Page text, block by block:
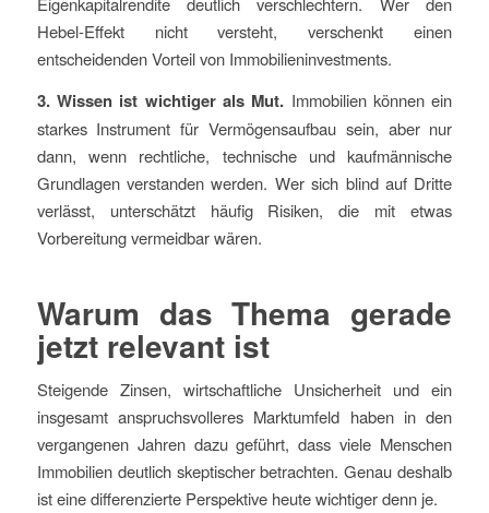
Hebel-Effekt nicht versteht, verschenkt einen
entscheidenden Vorteil von Immobilieninvestments.
3. Wissen ist wichtiger als Mut. Immobilien können ein
starkes Instrument für Vermögensaufbau sein, aber nur
dann, wenn rechtliche, technische und kaufmännische
Grundlagen verstanden werden. Wer sich blind auf Dritte
verlässt, unterschätzt häufig Risiken, die mit etwas
Vorbereitung vermeidbar wären.
Warum das Thema gerade
jetzt relevant ist
Steigende Zinsen, wirtschaftliche Unsicherheit und ein
insgesamt anspruchsvolleres Marktumfeld haben in den
vergangenen Jahren dazu geführt, dass viele Menschen
Immobilien deutlich skeptischer betrachten. Genau deshalb
ist eine differenzierte Perspektive heute wichtiger denn je.